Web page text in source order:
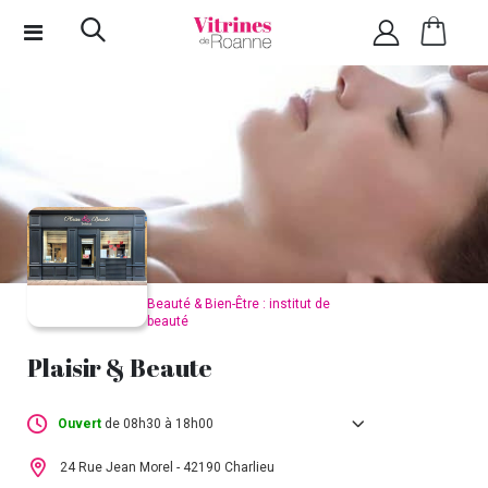
Beauté & Bien-Être : institut de
beauté
Plaisir & Beaute
Ouvert de 08h30 à 18h00
Lundi : 09h00 - 18h00
24 Rue Jean Morel - 42190 Charlieu